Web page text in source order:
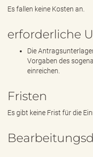
Es fallen keine Kosten an.
erforderliche
Die
Vorgaben des
einreichen.
Fristen
Es gibt keine Frist für die